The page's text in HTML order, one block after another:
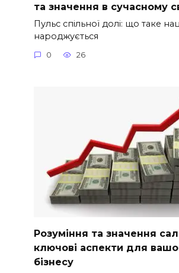
та значення в сучасному
Пульс спільної долі: що таке
народжується
0 26
Розуміння та значення
ключові аспекти для
бізнесу